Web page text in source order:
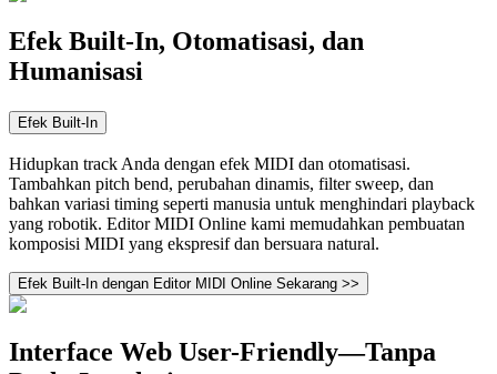
Efek Built-In, Otomatisasi, dan
Humanisasi
Efek Built-In
Hidupkan track Anda dengan efek MIDI dan otomatisasi.
Tambahkan pitch bend, perubahan dinamis, filter sweep, dan
bahkan variasi timing seperti manusia untuk menghindari playback
yang robotik. Editor MIDI Online kami memudahkan pembuatan
komposisi MIDI yang ekspresif dan bersuara natural.
Efek Built-In dengan Editor MIDI Online Sekarang >>
Interface Web User-Friendly—Tanpa